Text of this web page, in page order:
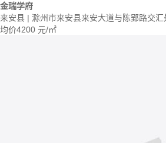
金瑞学府
来安县 | 滁州市来安县来安大道与陈郢路交
均价4200 元/㎡